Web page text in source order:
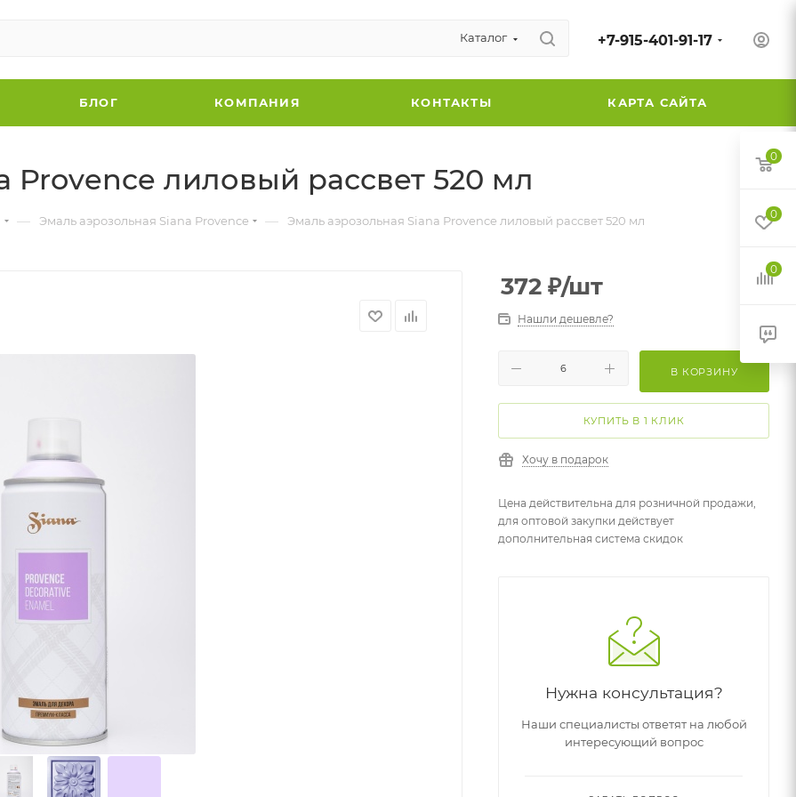
Каталог +7-915-401-91-17
БЛОГ КОМПАНИЯ КОНТАКТЫ КАРТА САЙТА
Provence лиловый рассвет 520 мл
— Эмаль аэрозольная Siana Provence — Эмаль аэрозольная Siana Provence лиловый рассвет 520 мл
372 ₽/шт
Нашли дешевле?
В КОРЗИНУ
КУПИТЬ В 1 КЛИК
Хочу в подарок
Цена действительна для розничной продажи,
для оптовой закупки действует
дополнительная система скидок
Нужна консультация?
Наши специалисты ответят на любой
интересующий вопрос
0
0
0